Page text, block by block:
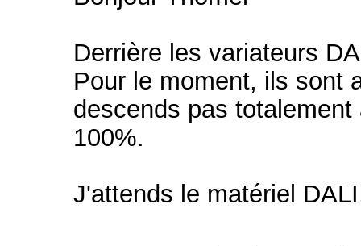
Derrière les variateurs
Pour le moment, ils sont
descends pas
100%.
J'attends le matériel